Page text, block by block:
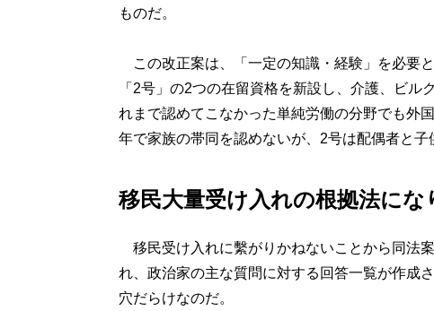
ものだ。
この改正案は、「一定の知識・経験」を必要
「2号」の2つの在留資格を新設し、介護、ビ
れまで認めてこなかった単純労働の分野でも外
年で家族の帯同を認めないが、2号は配偶者と
移民大量受け入れの根拠法に
移民受け入れに繫がりかねないことから同法
れ、政治家の主な質問に対する回答一覧が作成
穴だらけなのだ。